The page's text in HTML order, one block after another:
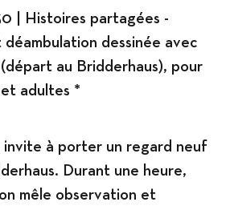
| Histoires partagées -
déambulation dessinée avec
au Bridderhaus), pour
adultes *
invite à porter un regard neuf
Durant une heure,
mêle observation et